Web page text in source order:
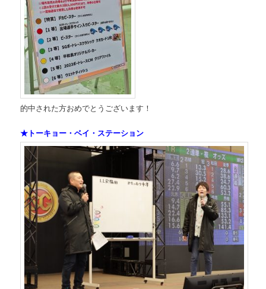
的中された方おめでとうございます！
★トーキョー・ベイ・ステーション